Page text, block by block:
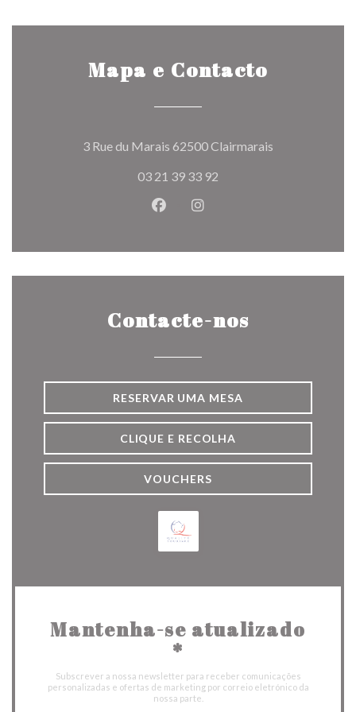
Mapa e Contacto
3 Rue du Marais 62500 Clairmarais
03 21 39 33 92
Facebook ((abre numa nova
Instagram ((abre numa
Contacte-nos
RESERVAR UMA MESA
CLIQUE E RECOLHA
VOUCHERS
Mantenha-se atualizado
*
Subscrever a nossa newsletter para receber comunicações
personalizadas e ofertas de marketing por correio eletrónico da
nossa parte.